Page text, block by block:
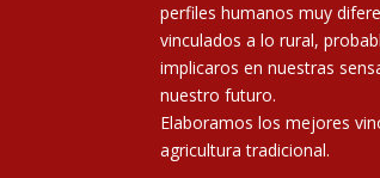
perfiles humanos muy
vinculados a lo rural,
implicaros en nuestras
nuestro futuro.
Elaboramos los mejores
agricultura tradicional.